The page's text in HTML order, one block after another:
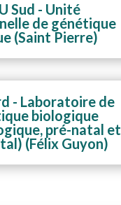
Sud - Unité
de génétique
(Saint Pierre)
- Laboratoire de
biologique
pré-natal et
(Félix Guyon)